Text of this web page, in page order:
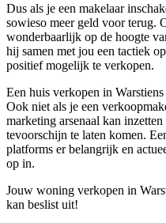
Dus als je een makelaar
sowieso meer geld voor terug.
wonderbaarlijk op de hoogte
hij samen met jou een tactiek
positief mogelijk te verkopen.
Een huis verkopen in
Ook niet als je een
marketing arsenaal kan
tevoorschijn te laten komen.
platforms er belangrijk en
op in.
Jouw woning verkopen in
kan beslist uit!